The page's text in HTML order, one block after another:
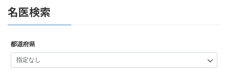
名医検索
都道府県